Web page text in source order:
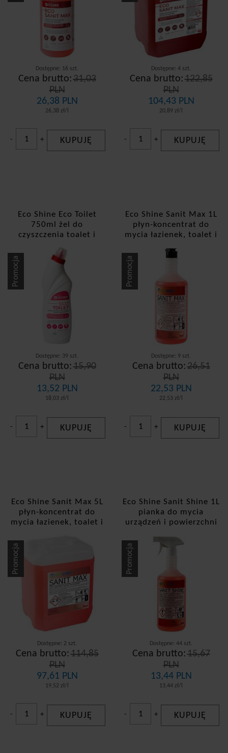
Dostępne: 16 szt.
Cena brutto: 31,03
PLN
26,38 PLN
26,38 zł/l
- + KUPUJĘ
Dostępne: 4 szt.
Cena brutto: 122,85
PLN
104,43 PLN
20,89 zł/l
- + KUPUJĘ
Eco Shine Eco Toilet
750ml żel do
czyszczenia toalet i
Dostępne: 39 szt.
Cena brutto: 15,90
PLN
13,52 PLN
18,03 zł/l
Promocja
- + KUPUJĘ
Eco Shine Sanit Max 1L
płyn-koncentrat do
mycia łazienek, toalet i
Dostępne: 9 szt.
Cena brutto: 26,51
PLN
22,53 PLN
22,53 zł/l
Promocja
- + KUPUJĘ
Eco Shine Sanit Max 5L
płyn-koncentrat do
mycia łazienek, toalet i
Dostępne: 2 szt.
Cena brutto: 114,85
PLN
97,61 PLN
19,52 zł/l
Promocja
- + KUPUJĘ
Eco Shine Sanit Shine 1L
pianka do mycia
urządzeń i powierzchni
Dostępne: 44 szt.
Cena brutto: 15,67
PLN
13,44 PLN
13,44 zł/l
Promocja
- + KUPUJĘ